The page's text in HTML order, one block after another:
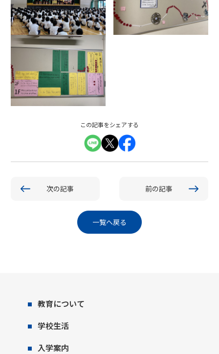
この記事をシェアする
次の記事 前の記事
一覧へ戻る
教育について
学校生活
入学案内